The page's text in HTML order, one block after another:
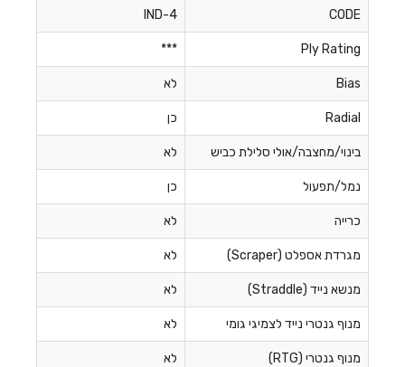
CODE
IND-4
Ply Rating
***
Bias לא
Radial כן
בינוי/מחצבה/אולי סלילת כביש לא
נמל/תפעול כן
כרייה לא
מגרדת אספלט (Scraper) לא
מנשא נייד (Straddle) לא
מנוף גנטרי נייד לצמיגי גומי לא
מנוף גנטרי (RTG) לא